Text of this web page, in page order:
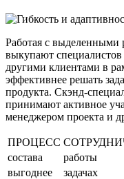
Работая с выделенными
выкупают
другими клиентами в
эффективнее решать
продукта. Скэнд-
принимают активное
менеджером проекта и
ПРОЦЕСС
состава
работы
выгоднее
задачах